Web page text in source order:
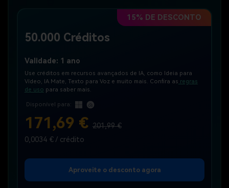
15% DE DESCONTO
50.000 Créditos
Validade: 1 ano
Use créditos em recursos avançados de IA, como Ideia para
Vídeo, IA Mate, Texto para Voz e muito mais. Confira as regras
de uso para saber mais.
Disponível para:
171,69 € 201,99 €
0,0034 € / crédito
Aproveite o desconto agora